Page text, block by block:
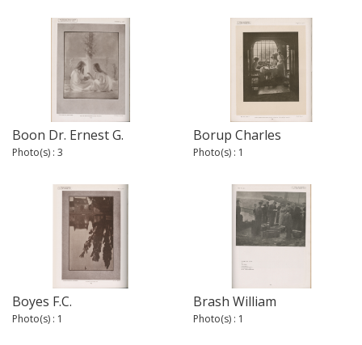
Boon Dr. Ernest G.
Photo(s) : 3
Borup Charles
Photo(s) : 1
Boyes F.C.
Photo(s) : 1
Brash William
Photo(s) : 1